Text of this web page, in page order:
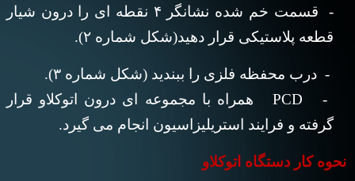
-
قسمت خم شده نشانگر ۴ نقطه ای را درون شیار
قطعه پلاستیکی قرار دهید(شکل شماره ۲)
.
- درب محفظه فلزی را ببندید (شکل شماره ۳)
.
-
PCDهمراه با مجموعه ای درون اتوکلاو قرار
گرفته و فرایند استریلیزاسیون انجام می گیرد.
نحوه کار دستگاه اتوکلاو